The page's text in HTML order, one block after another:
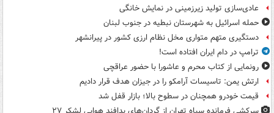
عادی‌سازی تولید زیرزمینی در نمایش خانگی
حمله اسرائیل به شهرستان نبطیه در جنوب لبنان
دستگیری متهم متواری مخل نظام ارزی کشور در پیرانشهر
ترامپ در دام ایران افتاده است!
رونمایی از کتاب محرم و عاشورا با حضور عراقچی
ارتش یمن: تاسیسات آرامکو را در جیزان هدف قرار دادیم
قیمت خودرو همچنان در سطوح بالا؛ بازار قفل شد